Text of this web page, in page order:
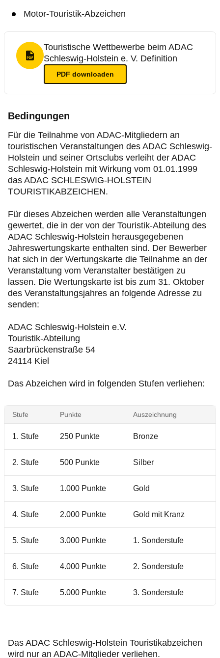
Motor-Touristik-Abzeichen
PDF Format
Touristische Wettbewerbe beim ADAC
Schleswig-Holstein e. V. Definition
PDF downloaden
Bedingungen
Für die Teilnahme von ADAC-Mitgliedern an
touristischen Veranstaltungen des ADAC Schleswig-
Holstein und seiner Ortsclubs verleiht der ADAC
Schleswig-Holstein mit Wirkung vom 01.01.1999
das ADAC SCHLESWIG-HOLSTEIN
TOURISTIKABZEICHEN.
Für dieses Abzeichen werden alle Veranstaltungen
gewertet, die in der von der Touristik-Abteilung des
ADAC Schleswig-Holstein herausgegebenen
Jahreswertungskarte enthalten sind. Der Bewerber
hat sich in der Wertungskarte die Teilnahme an der
Veranstaltung vom Veranstalter bestätigen zu
lassen. Die Wertungskarte ist bis zum 31. Oktober
des Veranstaltungsjahres an folgende Adresse zu
senden:
ADAC Schleswig-Holstein e.V.
Touristik-Abteilung
Saarbrückenstraße 54
24114 Kiel
Das Abzeichen wird in folgenden Stufen verliehen:
Stufe Punkte Auszeichnung
1. Stufe 250 Punkte Bronze
2. Stufe 500 Punkte Silber
3. Stufe 1.000 Punkte Gold
4. Stufe 2.000 Punkte Gold mit Kranz
5. Stufe 3.000 Punkte 1. Sonderstufe
6. Stufe 4.000 Punkte 2. Sonderstufe
7. Stufe 5.000 Punkte 3. Sonderstufe
Das ADAC Schleswig-Holstein Touristikabzeichen
wird nur an ADAC-Mitglieder verliehen.